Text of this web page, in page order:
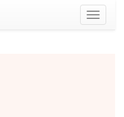
Toggle